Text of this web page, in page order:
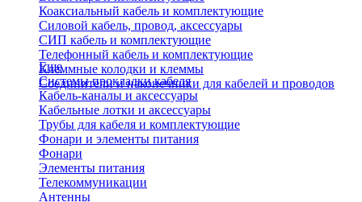
Коаксиальный кабель и комплектующие
Силовой кабель, провод, аксессуары
СИП кабель и комплектующие
Телефонный кабель и комплектующие
Клеммные колодки и клеммы
Соединители и наконечники для кабелей и проводов
Еще
Системы прокладки кабеля
Кабель-каналы и аксессуары
Кабельные лотки и аксессуары
Трубы для кабеля и комплектующие
Фонари и элементы питания
Фонари
Элементы питания
Телекоммуникации
Антенны